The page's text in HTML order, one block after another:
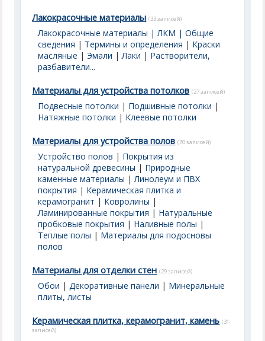
Лакокрасочные материалы (33 записей)
Лакокрасочные материалы | ЛКМ | Общие
сведения | Термины и определения | Краски
масляные |Эмали |Лаки | Растворители,
разбавители...
Материалы для устройства потолков (27 записей)
Подвесные потолки | Подшивные потолки |
Натяжные потолки | Клеевые потолки
Материалы для устройства полов (70 записей)
Устройство полов | Покрытия из
натуральной древесины | Природные
каменные материалы |Линолеум и ПВХ
покрытия | Керамическая плитка и
керамогранит | Ковролины |
Ламинированные покрытия | Натуральные
пробковые покрытия | Наливные полы |
Теплые полы | Материалы для подосновы
полов
Материалы для отделки стен (29 записей)
Обои |Декоративные панели | Минеральные
плиты, листы
Керамическая плитка, керамогранит, камень (31
записей)